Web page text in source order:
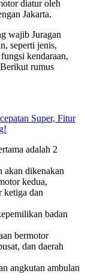
diatur oleh
Jakarta.
wajib Juragan
seperti jenis,
kendaraan,
rumus
Super, Fitur
adalah 2
akan dikenakan
kedua,
ketiga dan
badan
bermotor
dan daerah
angkutan ambulan